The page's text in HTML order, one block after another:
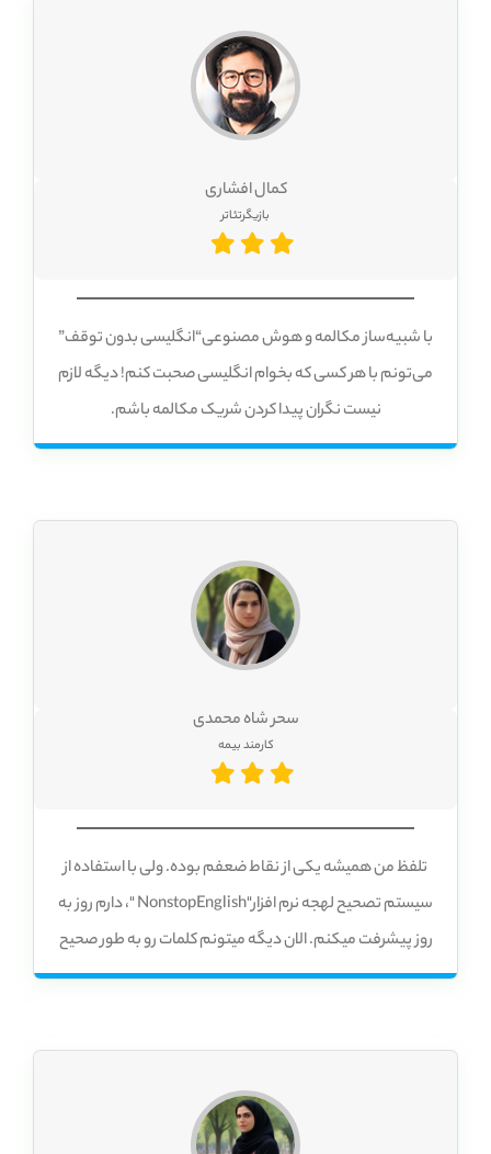
کمال افشاری
بازیگرتئاتر
با شبیه‌ساز مکالمه و هوش مصنوعی“انگلیسی بدون توقف”
می‌تونم با هر کسی که بخوام انگلیسی صحبت کنم! دیگه لازم
نیست نگران پیدا کردن شریک مکالمه باشم.
سحر شاه محمدی
کارمند بیمه
تلفظ من همیشه یکی از نقاط ضعفم بوده. ولی با استفاده از
سیستم تصحیح لهجه نرم افزار"NonstopEnglish "، دارم روز به
روز پیشرفت میکنم. الان دیگه میتونم کلمات رو به طور صحیح
تلفظ کنم و با اعتماد به نفس بیشتری صحبت کنم. ️